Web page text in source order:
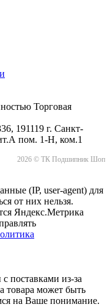
Торговая
191119 г. Санкт-
пом. 1-Н, ком.1
2026 © ТК Подшипник Шоп
(IP, user-agent) для
от них нельзя.
Яндекс.Метрика
поставками из-за
товара может быть
на Ваше понимание.